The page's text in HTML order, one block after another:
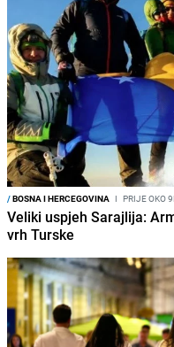
/BOSNA I HERCEGOVINA I PRIJE OKO
Veliki uspjeh Sarajlija:
vrh Turske